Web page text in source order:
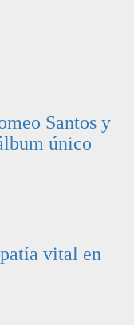
Santos y
único
vital en